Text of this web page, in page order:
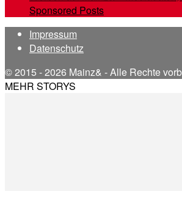
Sponsored Posts
Impressum
Datenschutz
© 2015 - 2026 Mainz& - Alle Rechte
MEHR STORYS